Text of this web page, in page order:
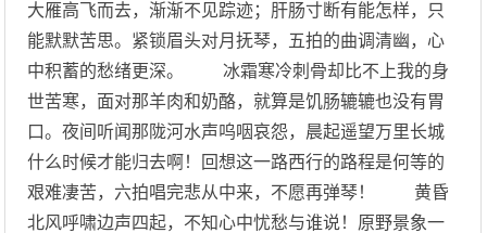
大雁高飞而去，渐渐不见踪迹；肝肠寸断有能怎样，只
能默默苦思。紧锁眉头对月抚琴，五拍的曲调清幽，心
中积蓄的愁绪更深。 冰霜寒冷刺骨却比不上我的身
世苦寒，面对那羊肉和奶酪，就算是饥肠辘辘也没有胃
口。夜间听闻那陇河水声呜咽哀怨，晨起遥望万里长城
什么时候才能归去啊！回想这一路西行的路程是何等的
艰难凄苦，六拍唱完悲从中来，不愿再弹琴！ 黄昏
北风呼啸边声四起，不知心中忧愁与谁说！原野景象一